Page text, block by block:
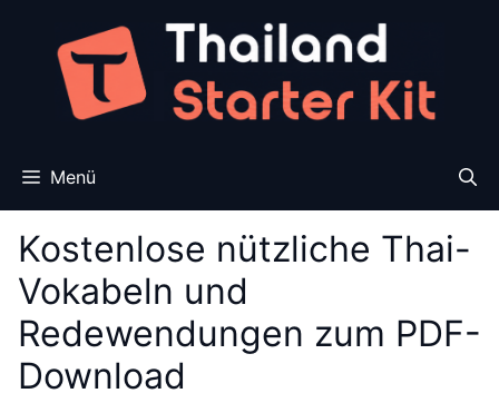
springen
Menü
Kostenlose nützliche Thai-
Vokabeln und
Redewendungen zum PDF-
Download